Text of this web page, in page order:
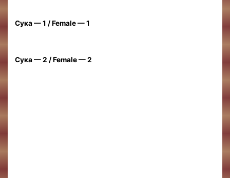
Сука — 1 / Female — 1
Сука — 2 / Female — 2